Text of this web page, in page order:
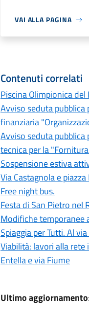
VAI ALLA PAGINA
Contenuti correlati
Piscina Olimpionica del
Avviso seduta pubblica
finanziaria
Avviso seduta pubblica
tecnica per la
Sospensione estiva
Via Castagnola e
Free night bus.
Festa di San Pietro nel
Modifiche temporanee
Spiaggia per Tutti. Al
Viabilità: lavori alla
Entella e via Fiume
Ultimo aggiornamento